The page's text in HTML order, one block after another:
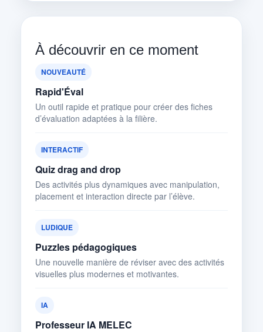
À découvrir en ce moment
NOUVEAUTÉ
Rapid'Éval
Un outil rapide et pratique pour créer des fiches
d’évaluation adaptées à la filière.
INTERACTIF
Quiz drag and drop
Des activités plus dynamiques avec manipulation,
placement et interaction directe par l’élève.
LUDIQUE
Puzzles pédagogiques
Une nouvelle manière de réviser avec des activités
visuelles plus modernes et motivantes.
IA
Professeur IA MELEC